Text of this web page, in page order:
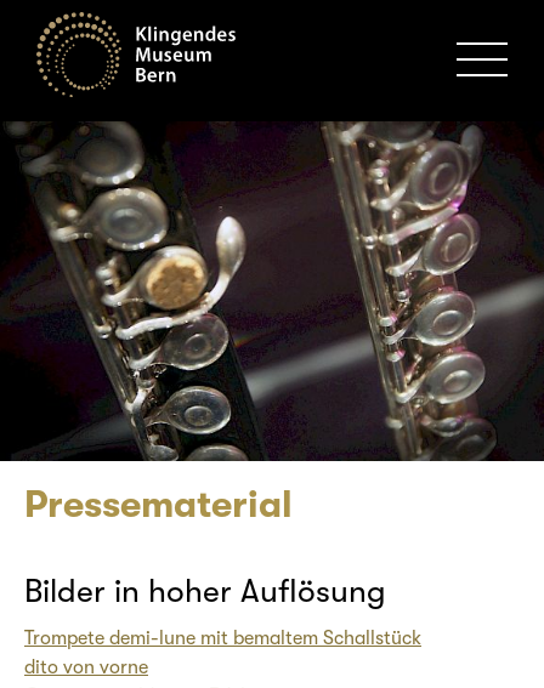
Pressematerial
Bilder in hoher Auflösung
Trompete demi-lune mit bemaltem Schallstück
dito von vorne